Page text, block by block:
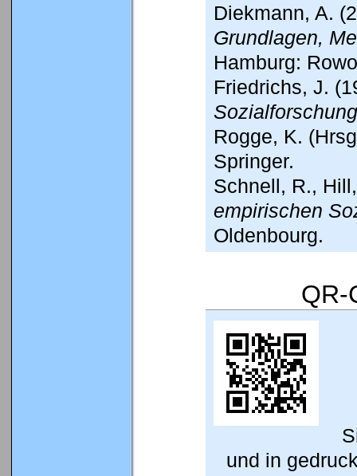
Diekmann, A.
Grundlagen,
Hamburg:
Friedrichs, J.
Sozialforschung
Rogge, K.
Springer.
Schnell, R.,
empirischen
Oldenbourg.
QR-
und in